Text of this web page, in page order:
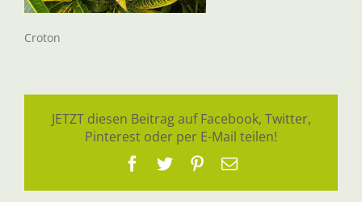
Croton
JETZT diesen Beitrag auf Facebook, Twitter,
Pinterest oder per E-Mail teilen!
Facebook
TwitterPinterest
E-